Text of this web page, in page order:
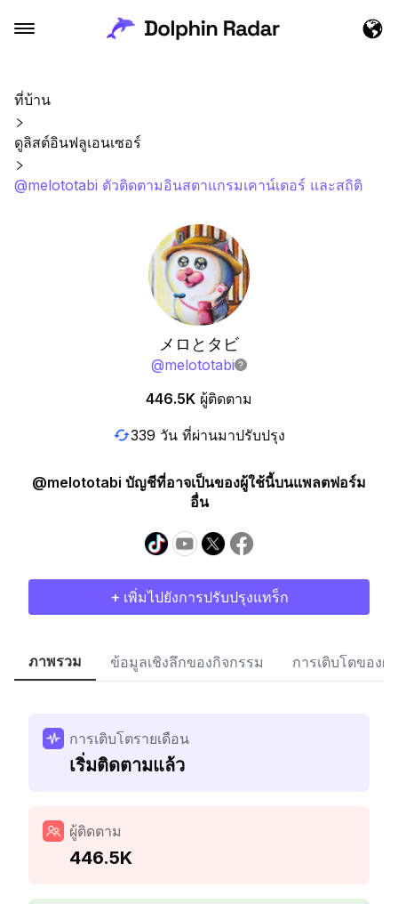
ที่บ้าน
ดูลิสต์อินฟลูเอนเซอร์
@melototabi ตัวติดตามอินสตาแกรมเคาน์เตอร์ และสถิติ
メロとタビ
@melototabi
446.5K ผู้ติดตาม
339 วัน ที่ผ่านมาปรับปรุง
@melototabi บัญชีที่อาจเป็นของผู้ใช้นี้บนแพลตฟอร์ม
อื่น
+ เพิ่มไปยังการปรับปรุงแทร็ก
ภาพรวม ข้อมูลเชิงลึกของกิจกรรม การเติบโตของผู้
การเติบโตรายเดือน
เริ่มติดตามแล้ว
ผู้ติดตาม
446.5K